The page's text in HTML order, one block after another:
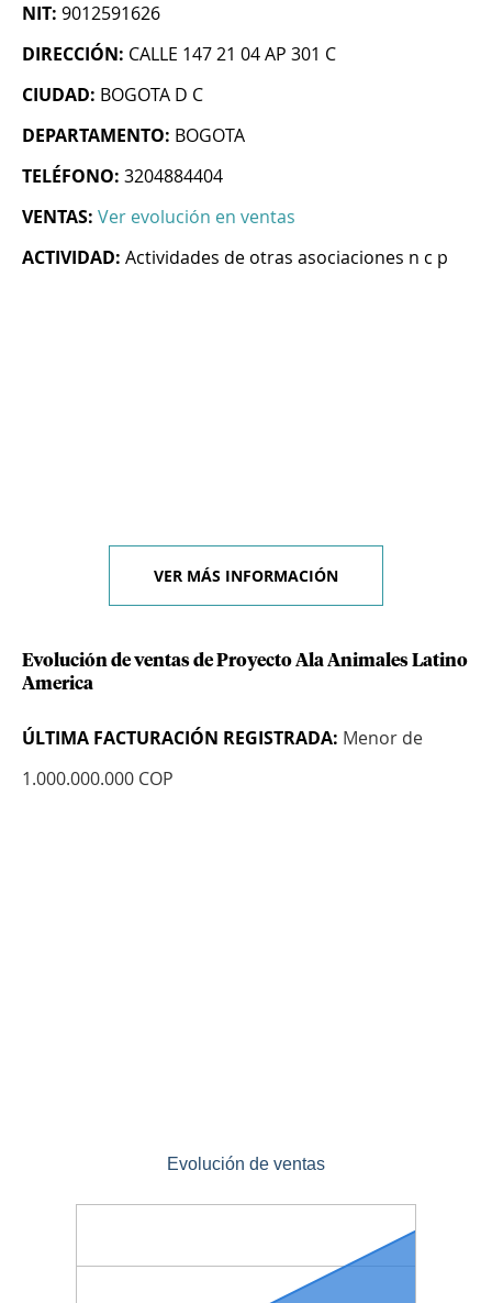
NIT: 9012591626
DIRECCIÓN: CALLE 147 21 04 AP 301 C
CIUDAD: BOGOTA D C
DEPARTAMENTO: BOGOTA
TELÉFONO: 3204884404
VENTAS: Ver evolución en ventas
ACTIVIDAD: Actividades de otras asociaciones n c p
VER MÁS INFORMACIÓN
Evolución de ventas de Proyecto Ala Animales Latino
America
ÚLTIMA FACTURACIÓN REGISTRADA: Menor de
1.000.000.000 COP
Evolución de ventas